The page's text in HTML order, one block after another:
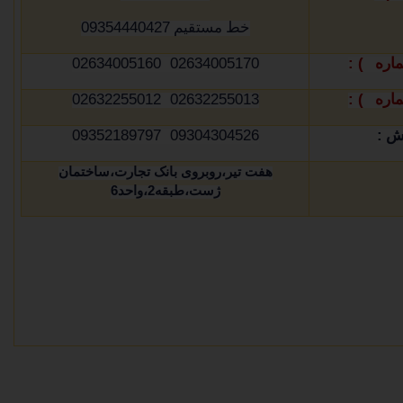
خط مستقیم09354440427
02634005170 02634005160
02632255013 02632255012
:
09304304526 09352189797
هفت تیر،روبروی بانک تجارت،ساختمان
ژست،طبقه2،واحد6